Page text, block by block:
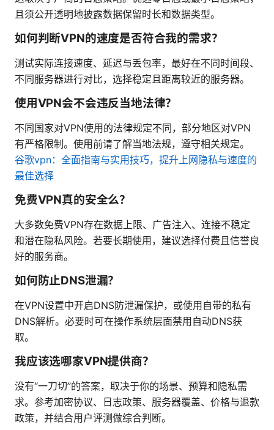
且须公开透明地披露数据保留时长和数据类型。
如何判断VPN的速度是否符合我的需求？
测试实际连接速度、延迟与丢包率，最好在不同时间段、
不同服务器进行对比，选择稳定且距离较近的服务器。
使用VPN会不会违反当地法律？
不同国家对VPN使用的法律规定不同，部分地区对VPN
有严格限制。使用前请了解当地法规，遵守相关规定。
谷歌vpn：全面指南与实用技巧，提升上网隐私与速度的
最佳选择
免费VPN真的安全么？
大多数免费VPN存在数据上限、广告注入、连接不稳定
和潜在隐私风险。若要长期使用，建议选择付费且信誉良
好的服务商。
如何防止DNS泄漏？
在VPN设置中开启DNS防泄漏保护，或使用自带的私有
DNS解析。必要时可在操作系统层面禁用自动DNS获
取。
我应该选哪家VPN提供商？
没有“一刀切”的答案，取决于你的场景、预算和隐私需
求。参考加密协议、日志政策、服务器覆盖、价格与退款
政策，并结合用户评测做综合判断。